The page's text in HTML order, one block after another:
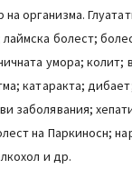
на организма.
болест;
умора; колит;
катаракта;
заболявания;
на Паркиносн;
и др.